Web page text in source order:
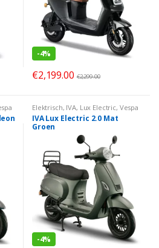
-4%
€2,199.00 €2,299.00
Elektrisch, IVA, Lux Electric, Vespa
Look
IVA Lux Electric 2.0 Mat
Groen
-4%